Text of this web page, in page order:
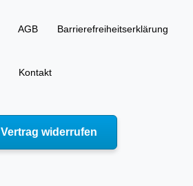
AGB Barrierefreiheitserklärung
Kontakt
Vertrag widerrufen